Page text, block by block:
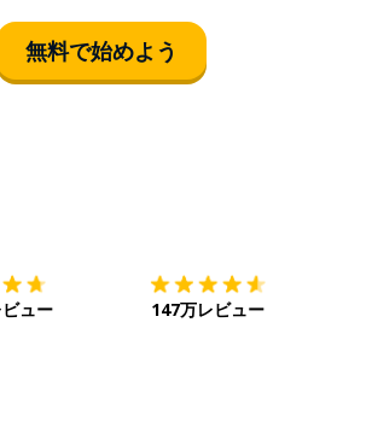
無料で始めよう
ュー 147万レビュー